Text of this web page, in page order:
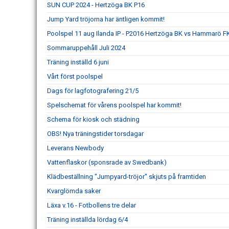
SUN CUP 2024 - Hertzöga BK P16
Jump Yard tröjorna har äntligen kommit!
Poolspel 11 aug Ilanda IP - P2016 Hertzöga BK vs Hammarö
Sommaruppehåll Juli 2024
Träning inställd 6 juni
Vårt först poolspel
Dags för lagfotografering 21/5
Spelschemat för vårens poolspel har kommit!
Schema för kiosk och städning
OBS! Nya träningstider torsdagar
Leverans Newbody
Vattenflaskor (sponsrade av Swedbank)
Klädbeställning "Jumpyard-tröjor" skjuts på framtiden
Kvarglömda saker
Läxa v.16 - Fotbollens tre delar
Träning inställda lördag 6/4